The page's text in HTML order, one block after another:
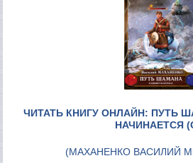
ЧИТАТЬ КНИГУ ОНЛАЙН: ПУТЬ
НАЧИНАЕТСЯ
(МАХАНЕНКО ВАСИЛИЙ